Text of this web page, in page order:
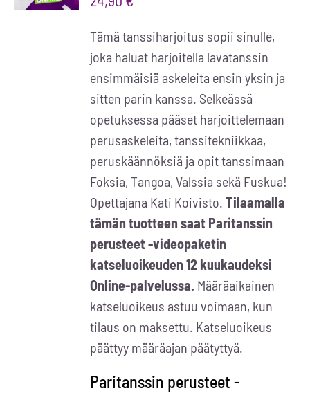
LISÄTIEDOT
Tämä tanssiharjoitus sopii sinulle,
joka haluat harjoitella lavatanssin
ensimmäisiä askeleita ensin yksin ja
sitten parin kanssa. Selkeässä
opetuksessa pääset harjoittelemaan
perusaskeleita, tanssitekniikkaa,
peruskäännöksiä ja opit tanssimaan
Foksia, Tangoa, Valssia sekä Fuskua!
Opettajana Kati Koivisto.Tilaamalla
tämän tuotteen saat Paritanssin
perusteet -videopaketin
katseluoikeuden 12 kuukaudeksi
Online-palvelussa. Määräaikainen
katseluoikeus astuu voimaan, kun
tilaus on maksettu. Katseluoikeus
päättyy määräajan päätyttyä.
Paritanssin perusteet -